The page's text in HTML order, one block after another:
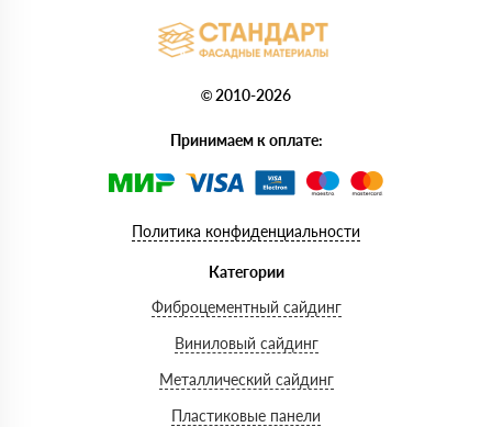
© 2010-2026
Принимаем к оплате:
Политика конфиденциальности
Категории
Фиброцементный сайдинг
Виниловый сайдинг
Металлический сайдинг
Пластиковые панели